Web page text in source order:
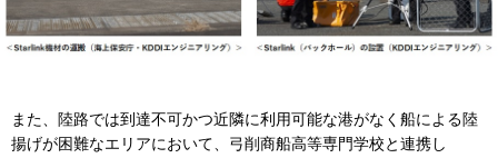
また、陸路では到達不可かつ近隣に利用可能な港がなく船による陸
揚げが困難なエリアにおいて、弓削商船高等専門学校と連携し